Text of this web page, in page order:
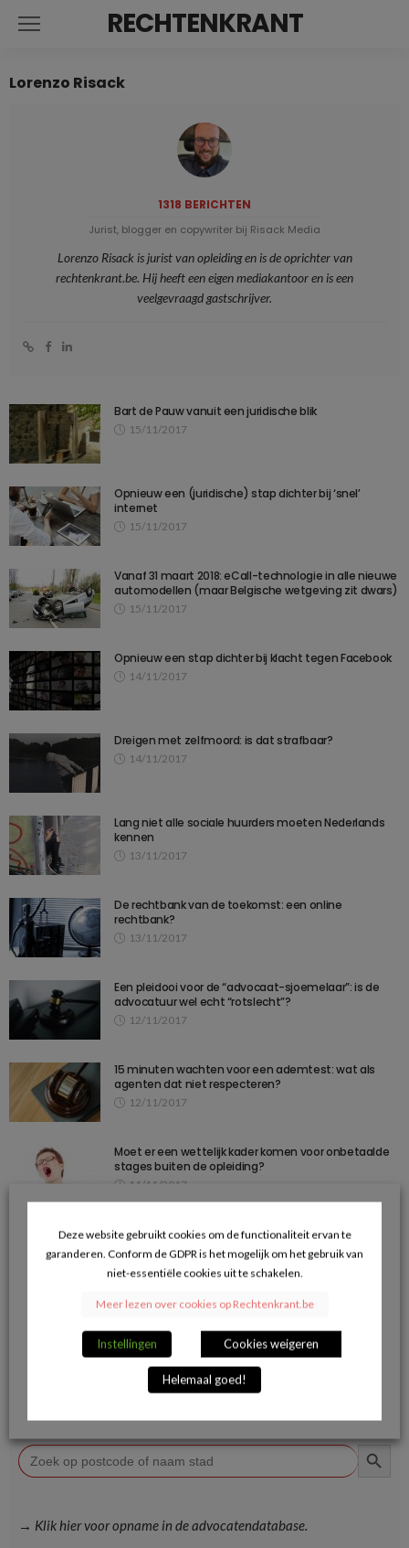
RECHTENKRANT
Lorenzo Risack
1318 BERICHTEN
Jurist, blogger en copywriter bij Risack Media
Lorenzo Risack is jurist van opleiding en is de oprichter van
rechtenkrant.be. Hij heeft een eigen mediakantoor en is een
veelgevraagd gastschrijver.
Bart de Pauw vanuit een juridische blik
15/11/2017
Opnieuw een (juridische) stap dichter bij ‘snel’
internet
15/11/2017
Vanaf 31 maart 2018: eCall-technologie in alle nieuwe
automodellen (maar Belgische wetgeving zit dwars)
15/11/2017
Opnieuw een stap dichter bij klacht tegen Facebook
14/11/2017
Dreigen met zelfmoord: is dat strafbaar?
14/11/2017
Lang niet alle sociale huurders moeten Nederlands
kennen
13/11/2017
De rechtbank van de toekomst: een online
rechtbank?
13/11/2017
Een pleidooi voor de “advocaat-sjoemelaar”: is de
advocatuur wel echt “rotslecht”?
12/11/2017
15 minuten wachten voor een ademtest: wat als
agenten dat niet respecteren?
12/11/2017
Moet er een wettelijk kader komen voor onbetaalde
stages buiten de opleiding?
11/11/2017
1 … 126 127 128 … 132
Page 127 van 132
Advocaat zoeken
Zoek
naar:
→ Klik hier voor opname in de advocatendatabase.
Deze website gebruikt cookies om de functionaliteit ervan te
garanderen. Conform de GDPR is het mogelijk om het gebruik van
niet-essentiële cookies uit te schakelen.
Meer lezen over cookies op Rechtenkrant.be
Instellingen Cookies weigeren
Helemaal goed!